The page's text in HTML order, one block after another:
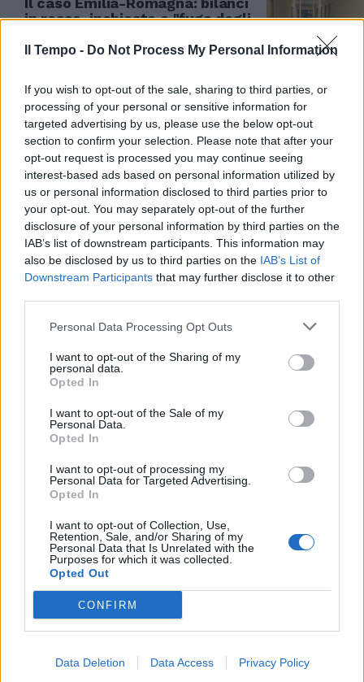
Il Tempo - Do Not Process My Personal Information
If you wish to opt-out of the sale, sharing to third parties, or
processing of your personal or sensitive information for
targeted advertising by us, please use the below opt-out
section to confirm your selection. Please note that after your
opt-out request is processed you may continue seeing
interest-based ads based on personal information utilized by
us or personal information disclosed to third parties prior to
your opt-out. You may separately opt-out of the further
disclosure of your personal information by third parties on the
IAB’s list of downstream participants. This information may
also be disclosed by us to third parties on the IAB’s List of
Downstream Participants that may further disclose it to other
Personal Data Processing Opt Outs
I want to opt-out of the Sharing of my
personal data.
Opted In
I want to opt-out of the Sale of my
Personal Data.
Opted In
I want to opt-out of processing my
Personal Data for Targeted Advertising.
Opted In
I want to opt-out of Collection, Use,
Retention, Sale, and/or Sharing of my
Personal Data that Is Unrelated with the
Purposes for which it was collected.
Opted Out
CONFIRM
Data Deletion Data Access Privacy Policy
in rosso, inchieste e "fuga degli
09/07/2025
CRITICITÀ DI BILANCIO
Forza Italia attacca sulla
gestione dei conti dell'Emilia
Romagna: “Disavanzo da 72
milioni nella sanità”
23/06/2025
LA PENISOLA ISLAMICA
Saman Abbas, altri casi nella
sharia
09/06/2025
SANITÀ IN ROSSO
milioni". Ticket, il buco in Emilia
Romagna
"Grave situazione di criticità".
Maltempo, Musumeci forma la
mobilitazione
14/03/2025
I RISCHI
Scatta l'allerta rossa in Emilia-